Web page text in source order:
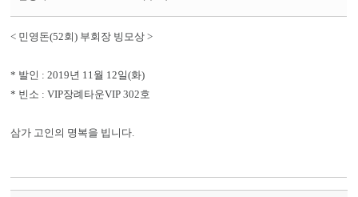
< 민영돈(52회) 부회장 빙모상 >
* 발인 : 2019년 11월 12일(화)
* 빈소 : VIP장례타운VIP 302호
삼가 고인의 명복을 빕니다.